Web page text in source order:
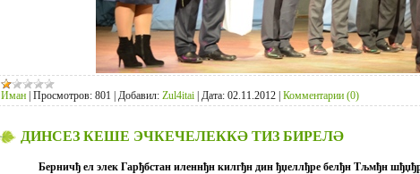
Иман Просмотров: 801 Добавил: Zul4itai Дата: 02.11.2012 Комментарии (0)
ДИНСЕЗ КЕШЕ ЭЧКЕЧЕЛЕККӘ ТИЗ БИРЕЛӘ
Берничђ ел элек Гарђбстан иленнђн килгђн дин ђџеллђре белђн Тљмђн